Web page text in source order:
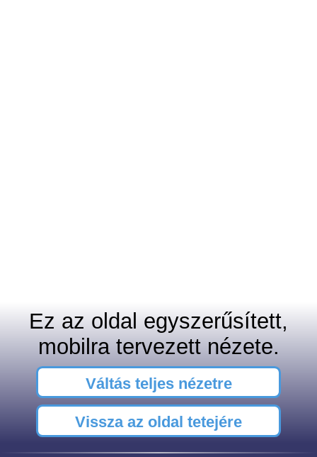
Ez az oldal egyszerűsített,
mobilra tervezett nézete.
Váltás teljes nézetre
Vissza az oldal tetejére